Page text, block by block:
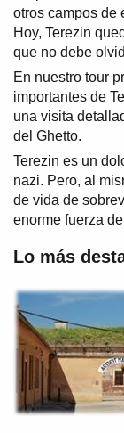
otros campos de
Hoy, Terezin
que no debe
En nuestro tour
importantes de
una visita
del Ghetto.
Terezin es un
nazi. Pero, al
de vida de
enorme fuerza
Lo más